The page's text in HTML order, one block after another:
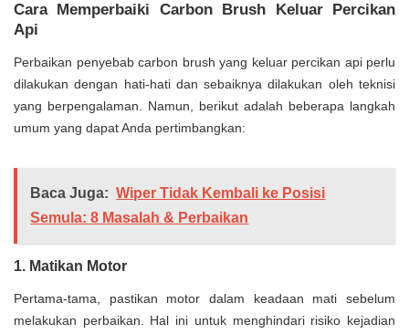
Cara Memperbaiki Carbon Brush Keluar Percikan
Api
Perbaikan penyebab carbon brush yang keluar percikan api perlu
dilakukan dengan hati-hati dan sebaiknya dilakukan oleh teknisi
yang berpengalaman. Namun, berikut adalah beberapa langkah
umum yang dapat Anda pertimbangkan:
Baca Juga: Wiper Tidak Kembali ke Posisi
Semula: 8 Masalah & Perbaikan
1. Matikan Motor
Pertama-tama, pastikan motor dalam keadaan mati sebelum
melakukan perbaikan. Hal ini untuk menghindari risiko kejadian